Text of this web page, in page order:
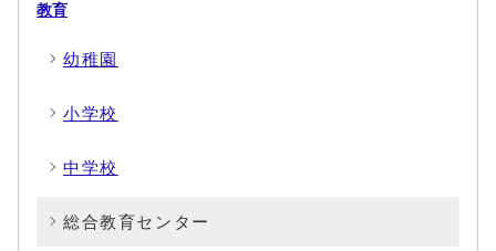
教育
幼稚園
小学校
中学校
総合教育センター